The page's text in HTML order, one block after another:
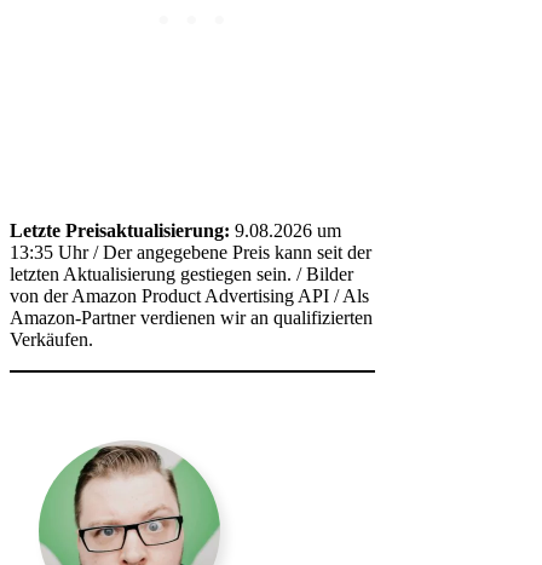
Letzte Preisaktualisierung: 9.08.2026 um
13:35 Uhr /Der angegebene Preis kann seit der
letzten Aktualisierung gestiegen sein. / Bilder
von der Amazon Product Advertising API / Als
Amazon-Partner verdienen wir an qualifizierten
Verkäufen.